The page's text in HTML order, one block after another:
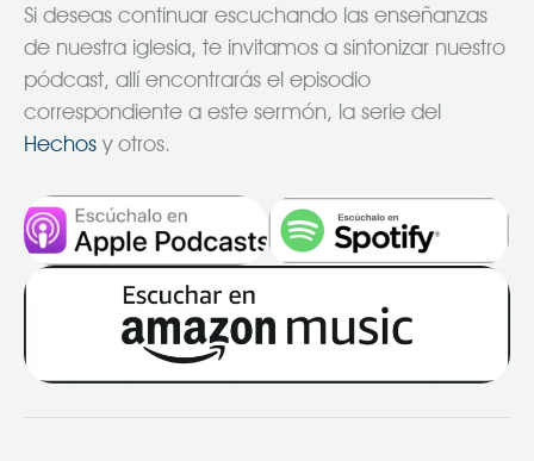
Si deseas continuar escuchando las enseñanzas
de nuestra iglesia, te invitamos a sintonizar nuestro
pódcast, allí encontrarás el episodio
correspondiente a este sermón, la serie del
Hechos y otros.